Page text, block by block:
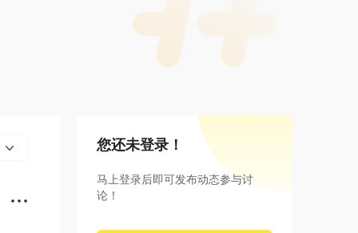
您还未登录！
马上登录后即可发布动态参与讨
论！